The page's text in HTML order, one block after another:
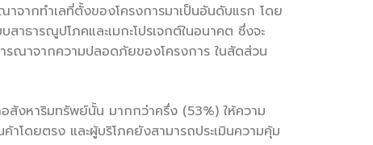
จากทำเลที่ตั้งของโครงการมาเป็นอันดับแรก โดย
ธารณูปโภคและเมกะโปรเจกต์ในอนาคต ซึ่งจะ
รณาจากความปลอดภัยของโครงการ ในสัดส่วน
หาริมทรัพย์นั้น มากกว่าครึ่ง (53%) ให้ความ
ดยตรง และผู้บริโภคยังสามารถประเมินความคุ้ม